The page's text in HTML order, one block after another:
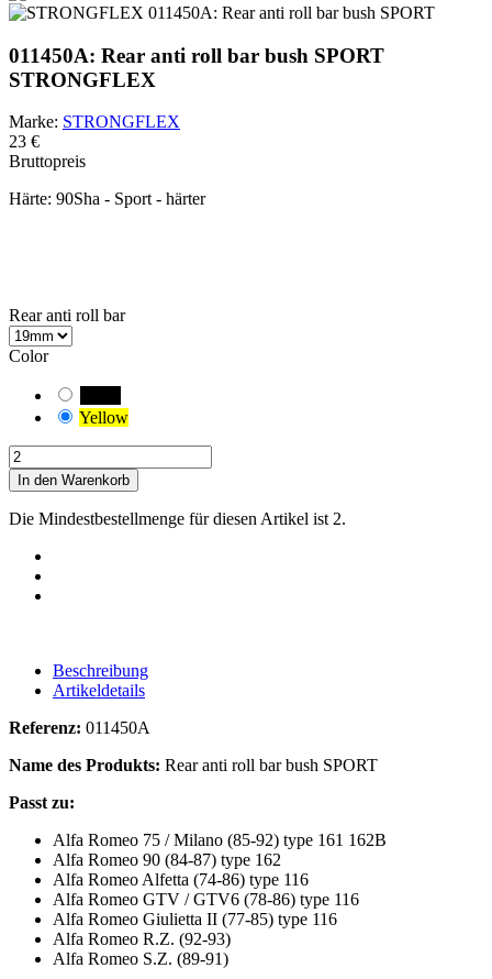
011450A: Rear anti roll bar bush SPORT
STRONGFLEX
Marke: STRONGFLEX
23 €
Bruttopreis
Härte: 90Sha - Sport - härter
Rear anti roll bar
Color
Yellow
In den Warenkorb
Die Mindestbestellmenge für diesen Artikel ist 2.
Beschreibung
Artikeldetails
Referenz: 011450A
Name des Produkts: Rear anti roll bar bush SPORT
Passt zu:
Alfa Romeo 75 / Milano (85-92) type 161 162B
Alfa Romeo 90 (84-87) type 162
Alfa Romeo Alfetta (74-86) type 116
Alfa Romeo GTV / GTV6 (78-86) type 116
Alfa Romeo Giulietta II (77-85) type 116
Alfa Romeo R.Z. (92-93)
Alfa Romeo S.Z. (89-91)